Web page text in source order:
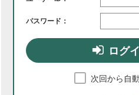
パスワード：
ログ
次回から自